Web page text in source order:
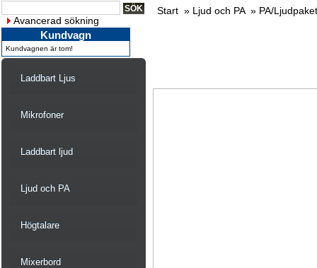
Avancerad sökning
Kundvagn
Kundvagnen är tom!
Laddbart Ljus
Mikrofoner
Laddbart ljud
Ljud och PA
Högtalare
Mixerbord
Start » Ljud och PA» PA/Ljudpaket